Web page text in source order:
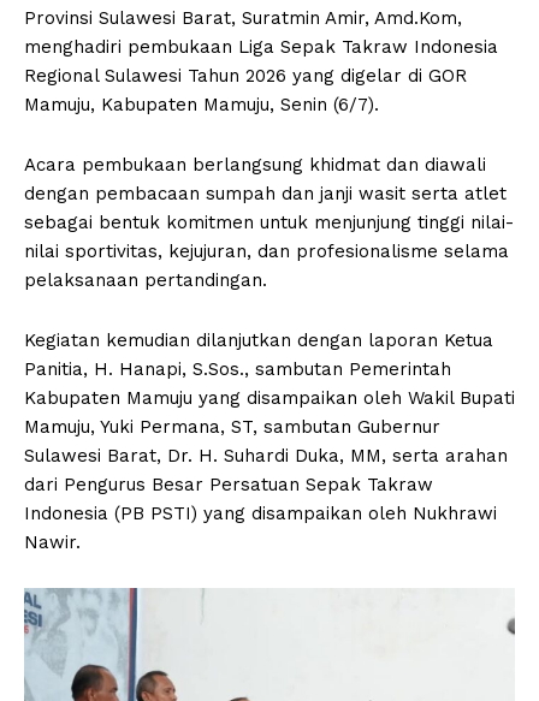
Provinsi Sulawesi Barat, Suratmin Amir, Amd.Kom,
menghadiri pembukaan Liga Sepak Takraw Indonesia
Regional Sulawesi Tahun 2026 yang digelar di GOR
Mamuju, Kabupaten Mamuju, Senin (6/7).
Acara pembukaan berlangsung khidmat dan diawali
dengan pembacaan sumpah dan janji wasit serta atlet
sebagai bentuk komitmen untuk menjunjung tinggi nilai-
nilai sportivitas, kejujuran, dan profesionalisme selama
pelaksanaan pertandingan.
Kegiatan kemudian dilanjutkan dengan laporan Ketua
Panitia, H. Hanapi, S.Sos., sambutan Pemerintah
Kabupaten Mamuju yang disampaikan oleh Wakil Bupati
Mamuju, Yuki Permana, ST, sambutan Gubernur
Sulawesi Barat, Dr. H. Suhardi Duka, MM, serta arahan
dari Pengurus Besar Persatuan Sepak Takraw
Indonesia (PB PSTI) yang disampaikan oleh Nukhrawi
Nawir.